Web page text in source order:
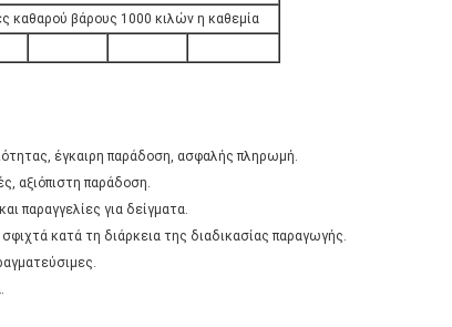
καθαρού βάρους 1000 κιλών η καθεμία
έγκαιρη παράδοση, ασφαλής πληρωμή.
αξιόπιστη παράδοση.
παραγγελίες για δείγματα.
κατά τη διάρκεια της διαδικασίας παραγωγής.